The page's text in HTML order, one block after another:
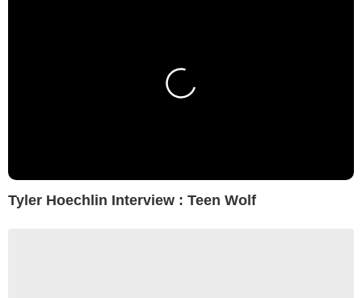
Tyler Hoechlin Interview : Teen Wolf